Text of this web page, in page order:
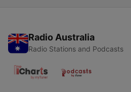
Radio Australia
Radio Stations and Podcasts